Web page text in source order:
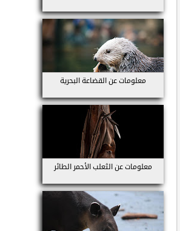
معلومات عن القضاعة البحرية
معلومات عن الثعلب الأحمر الطائر